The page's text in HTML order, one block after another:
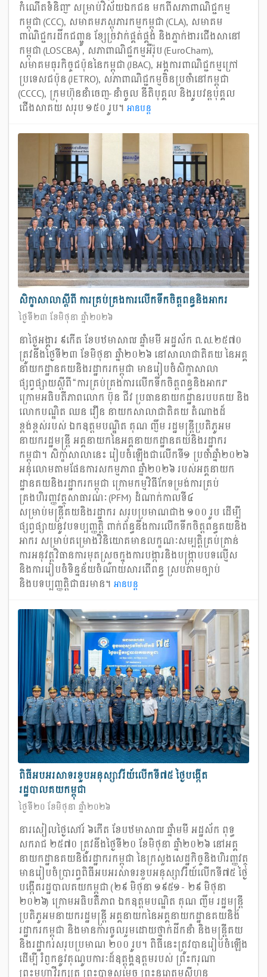
កំណើតទំនិញ” សម្រាប់វិស័យឯកជន មកពីសភាពាណិជ្ជកម្ម
កម្ពុជា (CCC), សមាគមភស្តុភារកម្មកម្ពុជា (CLA), សមាគម
ពាណិជ្ជករដឹកជញ្ជូន ខ្សែច្រវាក់ផ្គត់ផ្គង់ និងភ្នាក់ងារជើងសានៅ
កម្ពុជា (LOSCBA) , សភាពាណិជ្ជកម្មអឺរ៉ុប (EuroCham),
សមាគមធុរកិច្ចជប៉ុននៃកម្ពុជា (JBAC), អង្គការពាណិជ្ជកម្មក្រៅ
ប្រទេសជប៉ុន (JETRO), សភាពាណិជ្ជកម្មចិនប្រចាំនៅកម្ពុជា
(CCCC), ក្រុមហ៊ុននាំចេញ-នាំចូល នីតិបុគ្គល និងរូបវន្តបុគ្គល
ជើងសាគយ សរុប ១៥០ រូប។ អាន​បន្ត
សិក្ខាសាលាស្តីពី ការគ្រប់គ្រងការលើកទឹកចិត្តពន្ធនិងអាករ
ថ្ងៃទី២៣ ខែមិថុនា ឆ្នាំ២០២៦
នាថ្ងៃអង្គារ ៩កើត ខែបឋមាសាឍ ឆ្នាំមមី អដ្ឋស័ក ព.ស.២៥៧០
ត្រូវនឹងថ្ងៃទី២៣ ខែមិថុនា ឆ្នាំ២០២៦ នៅសាលាជាតិគយ នៃអគ្គ
នាយកដ្ឋានគយនិងរដ្ឋាករកម្ពុជា មានរៀបចំសិក្ខាសាលា
ផ្សព្វផ្សាយស្ដីពី “ការគ្រប់គ្រងការលើកទឹកចិត្តពន្ធនិងអាករ”
ក្រោមអធិបតីភាពលោក ប៊ុន ជីវ ប្រធាននាយកដ្ឋានរបបគយ និង
លោកបណ្ឌិត ឈន វឿន នាយកសាលាជាតិគយ តំណាងដ៏
ខ្ពង់ខ្ពស់របស់ ឯកឧត្តមបណ្ឌិត គុណ ញឹម រដ្ឋមន្រ្តីប្រតិភូអម
នាយករដ្ឋមន្រ្តី អគ្គនាយកនៃអគ្គនាយកដ្ឋានគយនិងរដ្ឋាករ
កម្ពុជា។ សិក្ខាសាលានេះ រៀបចំឡើងជាលើកទី១ ប្រចាំឆ្នាំ២០២៦
អនុលោមតាមផែនការសកម្មភាព ឆ្នាំ២០២៦ របស់អគ្គនាយក
ដ្ឋានគយនិងរដ្ឋាករកម្ពុជា ក្រោមកម្មវិធីកែទម្រង់ការគ្រប់
គ្រងហិរញ្ញវត្ថុសាធារណៈ (PFM) ដំណាក់កាលទី៤
សម្រាប់មន្រ្តីគយនិងរដ្ឋាករ សរុបប្រមាណជាង ១០០ រូប ដើម្បី
ផ្សព្វផ្សាយនូវបទប្បញ្ញត្តិ ពាក់ព័ន្ធនឹងការលើកទឹកចិត្តពន្ធគយនិង
អាករ សម្រាប់គម្រោងវិនិយោគមានលក្ខណៈសម្បត្តិគ្រប់គ្រាន់
ការអនុវត្តវិធានការមុតស្រួចក្នុងការបង្ការនិងបង្រ្កាបបទល្មើស
និងការរៀបចំទិន្នន័យចំណាយសារពើពន្ធ ស្របតាមច្បាប់
និងបទប្បញ្ញត្តិជាធរមាន។ អាន​បន្ត
ពិធីអបអរសាទរខួបអនុស្សាវរីយ៍លើកទី៧៥ ថ្ងៃបង្កើត
រដ្ឋបាលគយកម្ពុជា
ថ្ងៃទី២០ ខែមិថុនា ឆ្នាំ២០២៦
នារសៀលថ្ងៃសៅរ៍ ៦កើត ខែបឋមាសាឍ ឆ្នាំមមី អដ្ឋស័ក ពុទ្ធ
សករាជ ២៥៧០ ត្រូវនឹងថ្ងៃទី២០ ខែមិថុនា ឆ្នាំ២០២៦ នៅអគ្គ
នាយកដ្ឋានគយនិងរដ្ឋាករកម្ពុជា នៃក្រសួងសេដ្ឋកិច្ចនិងហិរញ្ញវត្ថុ
មានរៀបចំប្រារព្ធពិធីអបអរសាទរខួបអនុស្សាវរីយ៍លើកទី៧៥ ថ្ងៃ
បង្កើតរដ្ឋបាលគយកម្ពុជា (២៩ មិថុនា ១៩៥១ - ២៩ មិថុនា
២០២៦) ក្រោមអធិបតីភាព ឯកឧត្ដមបណ្ឌិត គុណ ញឹម រដ្ឋមន្ត្រី
ប្រតិភូអមនាយករដ្ឋមន្ត្រី អគ្គនាយកនៃអគ្គនាយកដ្ឋានគយនិង
រដ្ឋាករកម្ពុជា និងមានការចូលរួមដោយថ្នាក់ដឹកនាំ និងមន្ត្រីគយ
និងរដ្ឋាករសរុបប្រមាណ ២០០ រូប។ ពិធីនេះត្រូវបានរៀបចំឡើង
ដើម្បី រំឭកនូវគុណូបការៈដ៏ឧត្តុង្គឧត្តមរបស់ ព្រះករុណា
ព្រះមហាវីរក្សត្រ ព្រះបាទសម្តេច ព្រះនរោត្តមសីហនុ